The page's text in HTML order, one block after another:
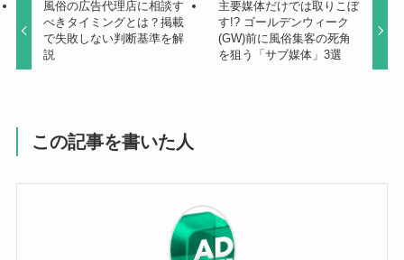
風俗の広告代理店に相談す
べきタイミングとは？掲載
で失敗しない判断基準を解
説
主要媒体だけでは取りこぼ
す!? ゴールデンウィーク
(GW)前に風俗集客の死角
を狙う「サブ媒体」3選
この記事を書いた人